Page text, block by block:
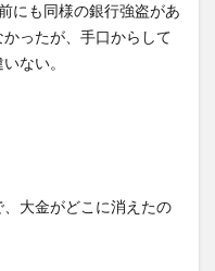
にも同様の銀行強盗があ
ったが、手口からして
ない。
大金がどこに消えたの